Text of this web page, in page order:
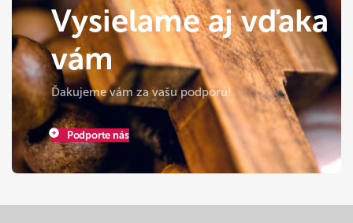
Vysielame aj vďaka
vám
Ďakujeme vám za vašu podporu!
Podporte nás